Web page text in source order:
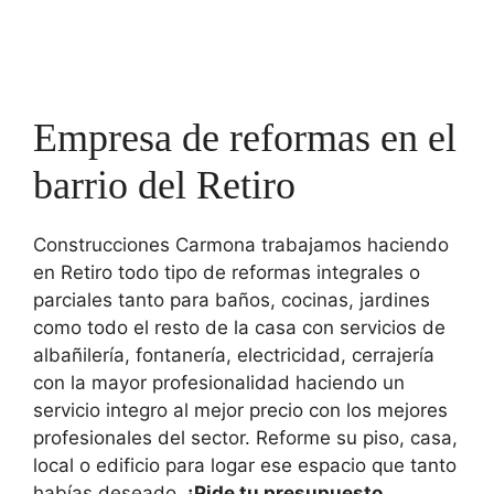
Empresa de reformas en el
barrio del Retiro
Construcciones Carmona trabajamos haciendo
en Retiro todo tipo de reformas integrales o
parciales tanto para baños, cocinas, jardines
como todo el resto de la casa con servicios de
albañilería, fontanería, electricidad, cerrajería
con la mayor profesionalidad haciendo un
servicio integro al mejor precio con los mejores
profesionales del sector. Reforme su piso, casa,
local o edificio para logar ese espacio que tanto